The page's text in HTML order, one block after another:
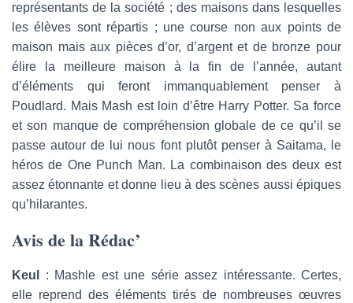
représentants de la société ; des maisons dans lesquelles
les élèves sont répartis ; une course non aux points de
maison mais aux pièces d’or, d’argent et de bronze pour
élire la meilleure maison à la fin de l’année, autant
d’éléments qui feront immanquablement penser à
Poudlard. Mais Mash est loin d’être Harry Potter. Sa force
et son manque de compréhension globale de ce qu’il se
passe autour de lui nous font plutôt penser à Saitama, le
héros de One Punch Man. La combinaison des deux est
assez étonnante et donne lieu à des scènes aussi épiques
qu’hilarantes.
Avis de la Rédac’
Keul
: Mashle est une série assez intéressante. Certes,
elle reprend des éléments tirés de nombreuses œuvres